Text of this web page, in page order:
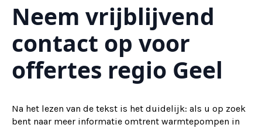
Neem vrijblijvend
contact op voor
offertes regio Geel
Na het lezen van de tekst is het duidelijk: als u op zoek
bent naar meer informatie omtrent warmtepompen in